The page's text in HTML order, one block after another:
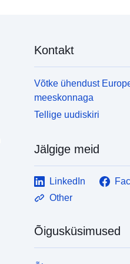
Kontakt
Võtke ühendust
meeskonnaga
Tellige uudiskiri
Jälgige meid
LinkedIn
Other
Õigusküsimused